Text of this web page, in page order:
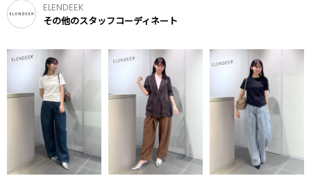
ELENDEEK
その他のスタッフコーディネート